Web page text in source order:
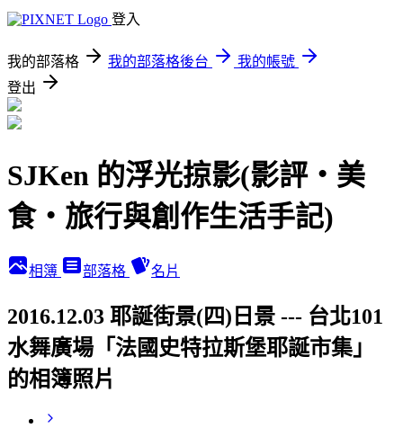
登入
我的部落格 我的部落格後台
我的帳號
登出
SJKen 的浮光掠影(影評‧美
食‧旅行與創作生活手記)
相簿 部落格 名片
2016.12.03 耶誕街景(四)日景 --- 台北101
水舞廣場「法國史特拉斯堡耶誕市集」
的相簿照片